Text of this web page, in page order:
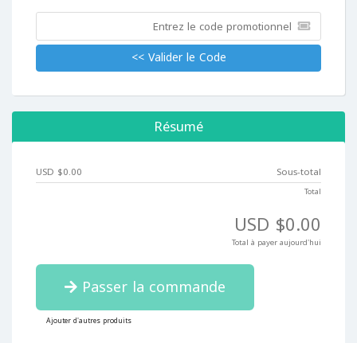
Valider le Code >>
Résumé
Sous-total
$0.00 USD
Total
$0.00 USD
Total à payer aujourd'hui
Passer la commande
Ajouter d'autres produits